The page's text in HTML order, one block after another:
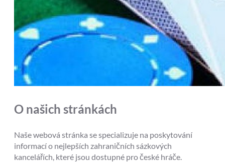
O našich stránkách
Naše webová stránka se specializuje na poskytování
informací o nejlepších zahraničních sázkových
kancelářích, které jsou dostupné pro české hráče.